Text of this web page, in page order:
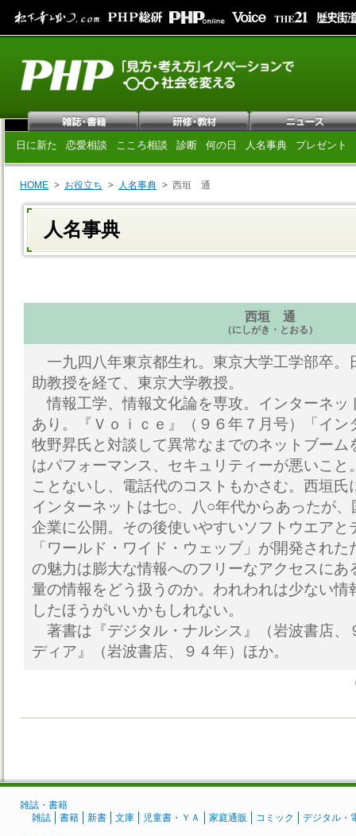
日に新た 恋愛相談 こころ相談 診断 何の日 人名事典 プレゼント
HOME お役立ち 人名事典 西垣 通
人名事典
西垣 通
（にしがき・とおる）
一九四八年東京都生れ。東京大学工学部卒。
助教授を経て、東京大学教授。
情報工学、情報文化論を専攻。インターネッ
あり。『Ｖｏｉｃｅ』（９６年７月号）「イン
牧野昇氏と対談して異常なまでのネットブーム
はパフォーマンス、セキュリティーが悪いこと
ことないし、電話代のコストもかさむ。西垣氏
インターネットは七○、八○年代からあったが
企業に公開。その後使いやすいソフトウエアと
「ワールド・ワイド・ウェッブ」が開発され
の魅力は膨大な情報へのフリーなアクセスにあ
量の情報をどう扱うのか。われわれは少ない情
したほうがいいかもしれない。
著書は『デジタル・ナルシス』（岩波書店、
ディア』（岩波書店、９４年）ほか。
雑誌・書籍
雑誌
書籍 新書 文庫 児童書・ＹＡ 家庭通販 コミック デジタル・